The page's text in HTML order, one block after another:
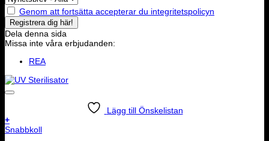
Genom att fortsätta accepterar du integritetspolicyn
Dela denna sida
Missa inte våra erbjudanden:
REA
Lägg till Önskelistan
+
Snabbkoll